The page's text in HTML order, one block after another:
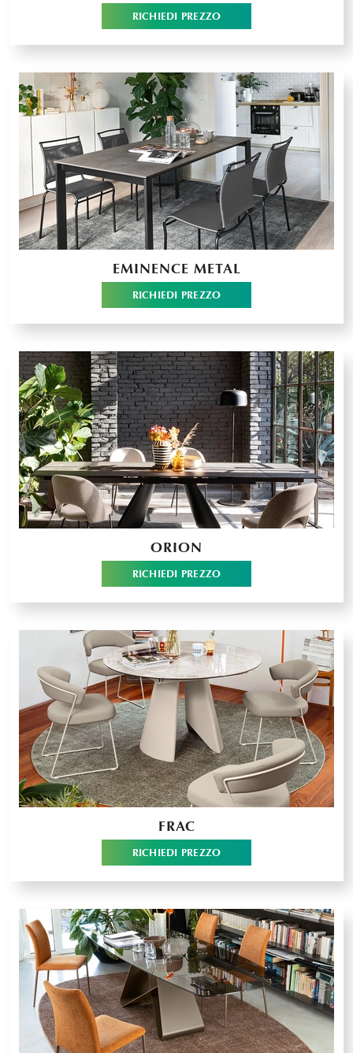
RICHIEDI PREZZO
EMINENCE METAL
RICHIEDI PREZZO
ORION
RICHIEDI PREZZO
FRAC
RICHIEDI PREZZO